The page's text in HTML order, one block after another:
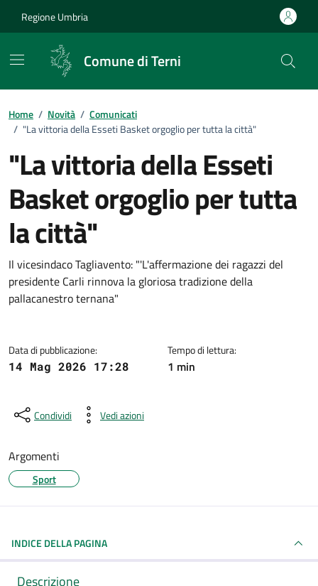
Regione Umbria
Comune di Terni
Home / Novità / Comunicati
/ "La vittoria della Esseti Basket orgoglio per tutta la città"
"La vittoria della Esseti
Basket orgoglio per tutta
la città"
Dettagli della notizia
Il vicesindaco Tagliavento: "'L'affermazione dei ragazzi del
presidente Carli rinnova la gloriosa tradizione della
pallacanestro ternana"
Data di pubblicazione:
14 Mag 2026 17:28
Tempo di lettura:
1 min
Condividi Vedi azioni
Argomenti
Sport
INDICE DELLA PAGINA
Descrizione